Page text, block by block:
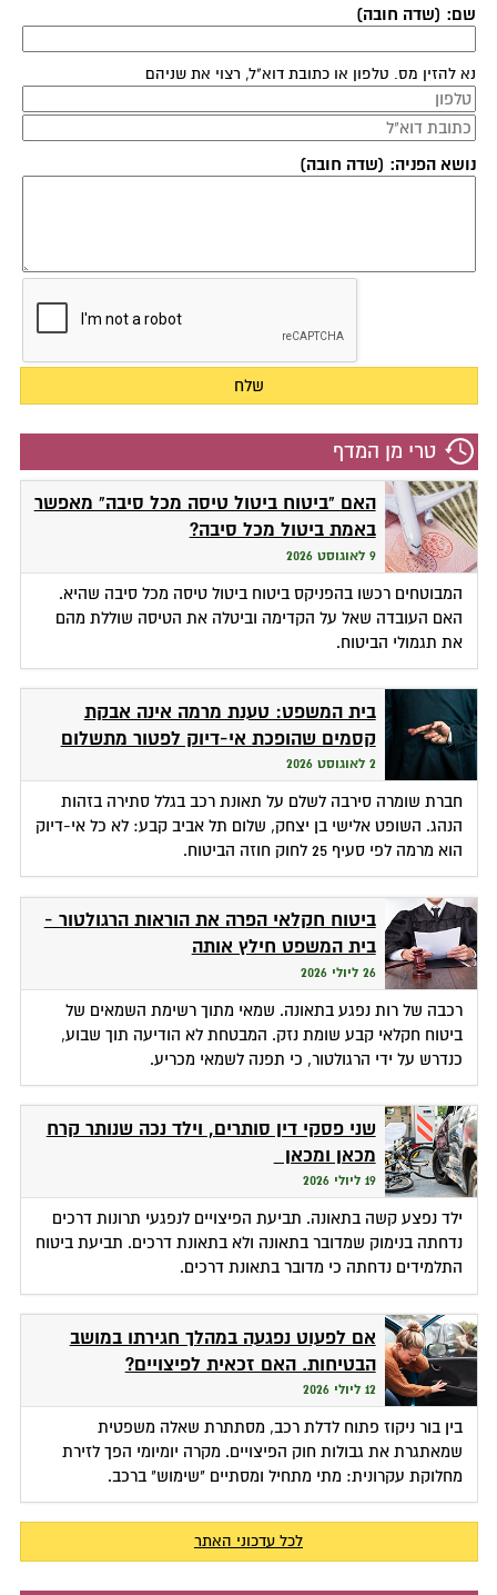
שם: (שדה חובה)
נא להזין מס. טלפון או כתובת דוא"ל, רצוי את שניהם
נושא הפניה: (שדה חובה)
טרי מן המדף
האם "ביטוח ביטול טיסה מכל סיבה" מאפשר
באמת ביטול מכל סיבה?
9 לאוגוסט 2026
המבוטחים רכשו בהפניקס ביטוח ביטול טיסה מכל סיבה שהיא.
האם העובדה שאל על הקדימה וביטלה את הטיסה שוללת מהם
את תגמולי הביטוח.
בית המשפט: טענת מרמה אינה אבקת
קסמים שהופכת אי-דיוק לפטור מתשלום
2 לאוגוסט 2026
חברת שומרה סירבה לשלם על תאונת רכב בגלל סתירה בזהות
הנהג. השופט אלישי בן יצחק, שלום תל אביב קבע: לא כל אי-דיוק
הוא מרמה לפי סעיף 25 לחוק חוזה הביטוח.
ביטוח חקלאי הפרה את הוראות הרגולטור -
בית המשפט חילץ אותה
26 ליולי 2026
רכבה של רות נפגע בתאונה. שמאי מתוך רשימת השמאים של
ביטוח חקלאי קבע שומת נזק. המבטחת לא הודיעה תוך שבוע,
כנדרש על ידי הרגולטור, כי תפנה לשמאי מכריע.
שני פסקי דין סותרים, וילד נכה שנותר קרח
מכאן ומכאן
19 ליולי 2026
ילד נפצע קשה בתאונה. תביעת הפיצויים לנפגעי תרונות דרכים
נדחתה בנימוק שמדובר בתאונה ולא בתאונת דרכים. תביעת ביטוח
התלמידים נדחתה כי מדובר בתאונת דרכים.
אם לפעוט נפגעה במהלך חגירתו במושב
הבטיחות. האם זכאית לפיצויים?
12 ליולי 2026
בין בור ניקוז פתוח לדלת רכב, מסתתרת שאלה משפטית
שמאתגרת את גבולות חוק הפיצויים. מקרה יומיומי הפך לזירת
מחלוקת עקרונית: מתי מתחיל ומסתיים "שימוש" ברכב.
לכל עדכוני האתר